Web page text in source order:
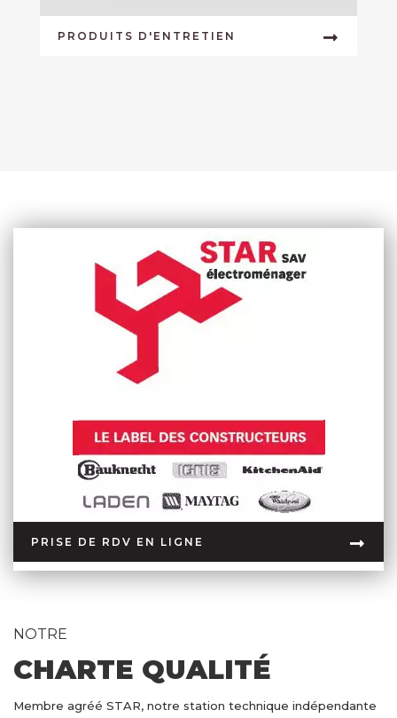
PRODUITS D'ENTRETIEN
PRISE DE RDV EN LIGNE
NOTRE
CHARTE QUALITÉ
Membre agréé STAR, notre station technique indépendante